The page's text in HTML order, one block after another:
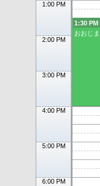
1:00 PM
1:30 PM
おおじ
2:00 PM
3:00 PM
4:00 PM
5:00 PM
6:00 PM